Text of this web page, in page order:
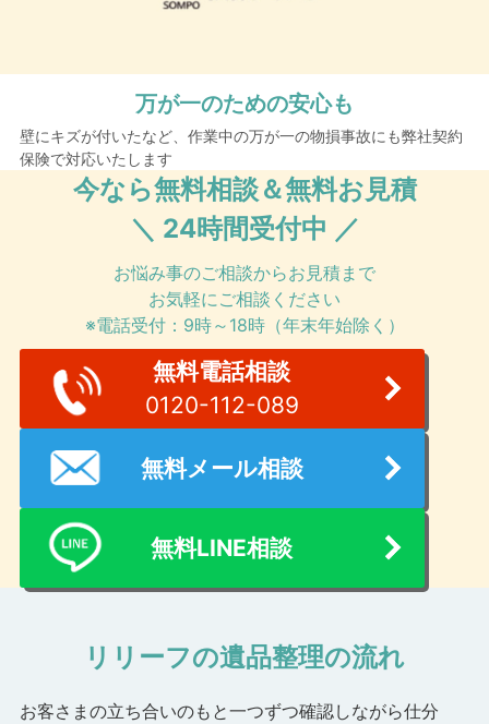
万が一のための安心も
壁にキズが付いたなど、作業中の万が一の物損事故にも弊社契約
保険で対応いたします
今なら無料相談＆無料お見積
＼ 24時間受付中 ／
お悩み事のご相談からお見積まで
お気軽にご相談ください
※電話受付：9時～18時（年末年始除く）
無料電話相談
0120-112-089
無料メール相談
無料LINE相談
リリーフの遺品整理の流れ
お客さまの立ち合いのもと一つずつ確認しながら仕分